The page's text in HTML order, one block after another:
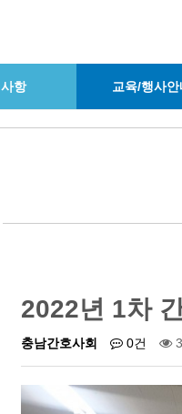
항 교육/행사안
2022년 1차
충남간호사회 0건